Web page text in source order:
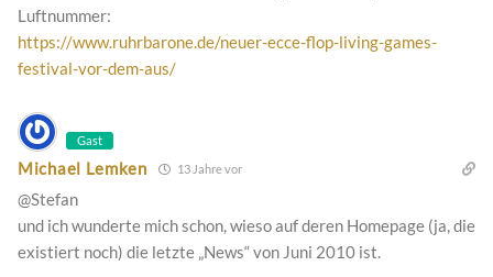
Luftnummer:
https://www.ruhrbarone.de/neuer-ecce-flop-living-games-
festival-vor-dem-aus/
Gast
Michael Lemken 13 Jahre vor
@Stefan
und ich wunderte mich schon, wieso auf deren Homepage (ja, die
existiert noch) die letzte „News“ von Juni 2010 ist.